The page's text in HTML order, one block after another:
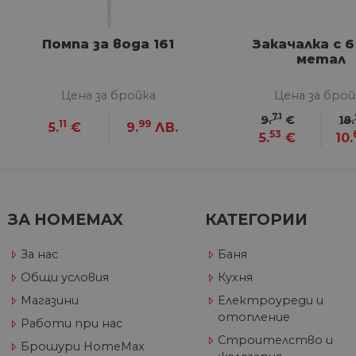
Помпа за вода 161
Цена за бройка
5.11 € 9.99 ЛВ.
Закачалка с 6
метал
Цена за
9.71 €
5.53 €
18.
10.
ЗА HOMEMAX
За нас
Общи условия
Магазини
Работи при нас
Брошури HomeMax
КАТЕГОРИИ
Баня
Кухня
Електроуреди и
отопление
Строителство и
CookieScriptConsent
__utmc
YSC
IDE
Google Privacy